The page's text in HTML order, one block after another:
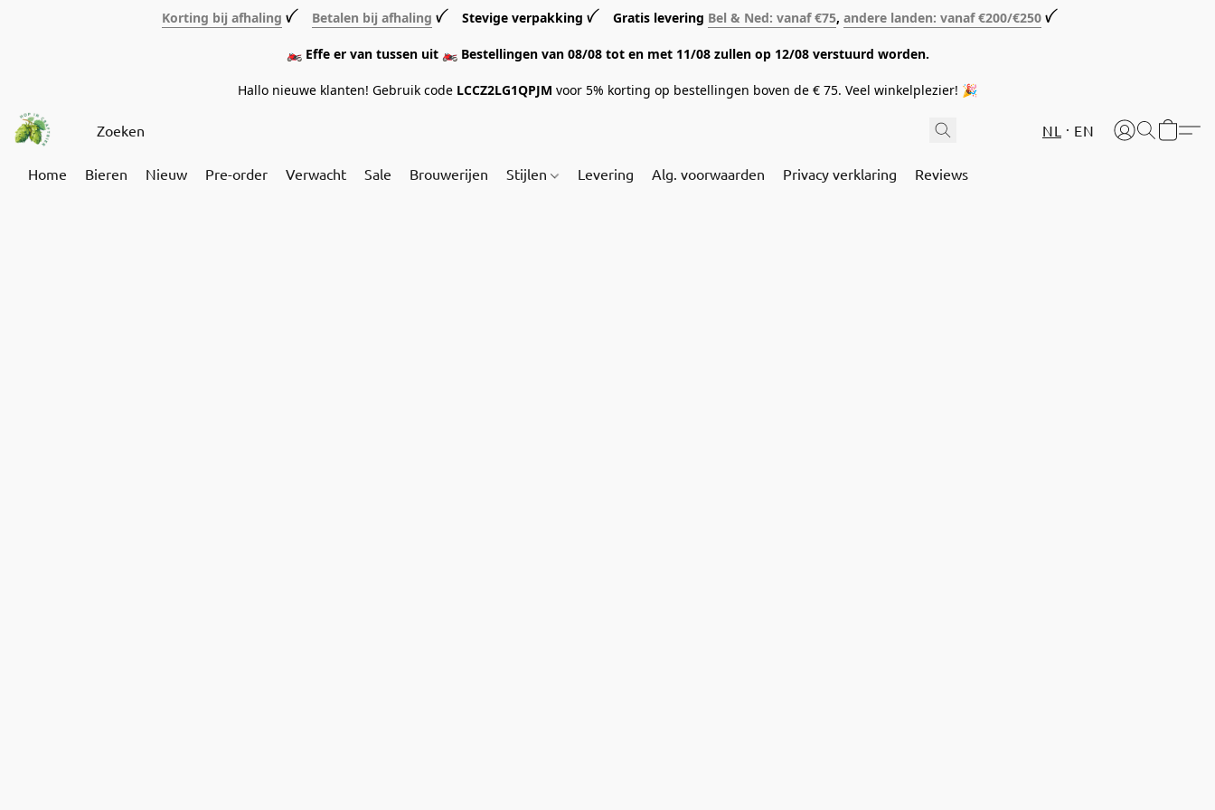
Korting bij afhaling ꪜ Betalen bij afhaling ꪜ Stevige verpakking ꪜ Gratis levering Bel & Ned: vanaf €75, andere landen: vanaf €200/€250 ꪜ
🏍️ Effe er van tussen uit 🏍️ Bestellingen van 08/08 tot en met 11/08 zullen op 12/08 verstuurd worden.
Hallo nieuwe klanten! Gebruik code LCCZ2LG1QPJM voor 5% korting op bestellingen boven de € 75. Veel winkelplezier! 🎉
NL EN
Home Bieren Nieuw Pre-order Verwacht Sale Brouwerijen Stijlen Levering Alg. voorwaarden Privacy verklaring Reviews